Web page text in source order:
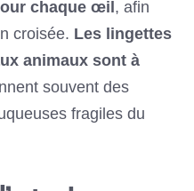
chaque œil, afin
croisée. Les lingettes
animaux sont à
souvent des
fragiles du